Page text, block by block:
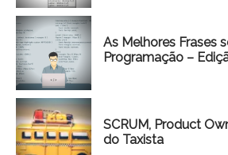
As Melhores Frases
Programação –
SCRUM, Product
do Taxista